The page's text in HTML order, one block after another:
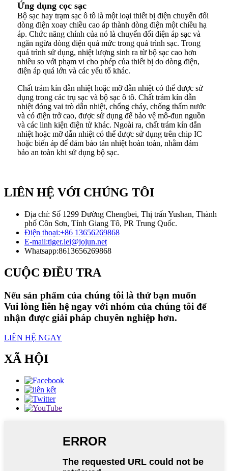
Ứng dụng cọc sạc
Bộ sạc hay trạm sạc ô tô là một loại thiết bị điện chuyển đổi
dòng điện xoay chiều cao áp thành dòng điện một chiều hạ
áp. Chức năng chính của nó là chuyển đổi điện áp sạc và
ngăn ngừa dòng điện quá mức trong quá trình sạc. Trong
quá trình sử dụng, nhiệt lượng sinh ra từ bộ sạc cao hơn
nhiều so với phạm vi cho phép của thiết bị do dòng điện,
điện áp quá lớn và các yếu tố khác.
Chất trám kín dẫn nhiệt hoặc mỡ dẫn nhiệt có thể được sử
dụng trong các trụ sạc và bộ sạc ô tô. Chất trám kín dẫn
nhiệt đóng vai trò dẫn nhiệt, chống cháy, chống thấm nước
và có điện trở cao, được sử dụng để bảo vệ mô-đun nguồn
và các linh kiện điện tử khác. Ngoài ra, chất trám kín dẫn
nhiệt hoặc mỡ dẫn nhiệt có thể được sử dụng trên chip IC
hoặc biến áp để đảm bảo tản nhiệt hoàn toàn, nhằm đảm
bảo an toàn khi sử dụng bộ sạc.
LIÊN HỆ VỚI CHÚNG TÔI
Địa chỉ: Số 1299 Đường Chengbei, Thị trấn Yushan, Thành
phố Côn Sơn, Tỉnh Giang Tô, PR Trung Quốc.
Điện thoại:+86 13656269868
E-mail:tiger.lei@jojun.net
Whatsapp:8613656269868
CUỘC ĐIỀU TRA
Nếu sản phẩm của chúng tôi là thứ bạn muốn
Vui lòng liên hệ ngay với nhóm của chúng tôi để
nhận được giải pháp chuyên nghiệp hơn.
LIÊN HỆ NGAY
XÃ HỘI